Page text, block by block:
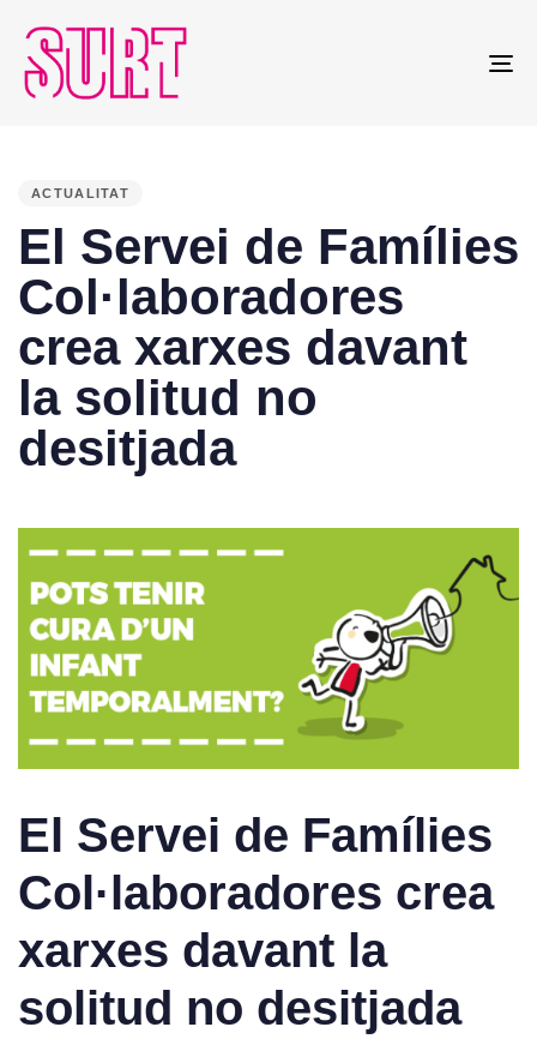
ACTUALITAT
El Servei de Famílies
Col·laboradores
crea xarxes davant
la solitud no
desitjada
El Servei de Famílies
Col·laboradores crea
xarxes davant la
solitud no desitjada